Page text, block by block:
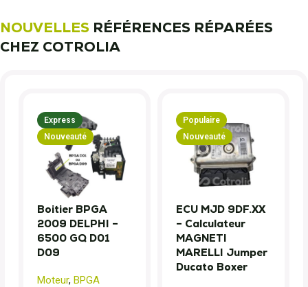
NOUVELLES RÉFÉRENCES RÉPARÉES
CHEZ COTROLIA
Express
Nouveauté
Boitier BPGA
2009 DELPHI –
6500 GQ D01
D09
Moteur, BPGA
Populaire
Nouveauté
ECU MJD 9DF.XX
– Calculateur
MAGNETI
MARELLI Jumper
Ducato Boxer